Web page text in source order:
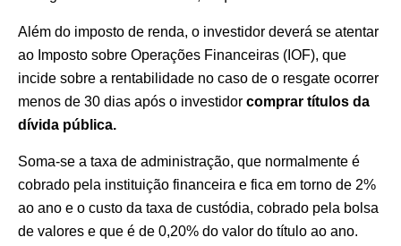
Além do imposto de renda, o investidor deverá se atentar
ao Imposto sobre Operações Financeiras (IOF), que
incide sobre a rentabilidade no caso de o resgate ocorrer
menos de 30 dias após o investidor comprar títulos da
dívida pública.
Soma-se a taxa de administração, que normalmente é
cobrado pela instituição financeira e fica em torno de 2%
ao ano e o custo da taxa de custódia, cobrado pela bolsa
de valores e que é de 0,20% do valor do título ao ano.